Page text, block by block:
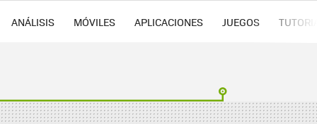
ANÁLISIS MÓVILES APLICACIONES JUEGOS